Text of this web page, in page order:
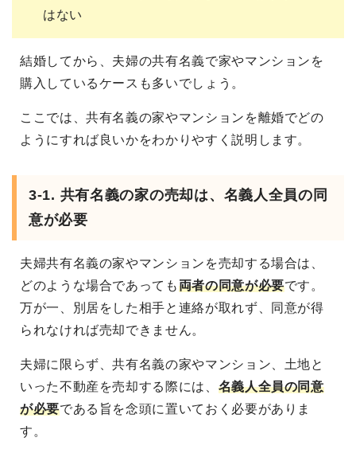
はない
結婚してから、夫婦の共有名義で家やマンションを
購入しているケースも多いでしょう。
ここでは、共有名義の家やマンションを離婚でどの
ようにすれば良いかをわかりやすく説明します。
3-1. 共有名義の家の売却は、名義人全員の同
意が必要
夫婦共有名義の家やマンションを売却する場合は、
どのような場合であっても両者の同意が必要です。
万が一、別居をした相手と連絡が取れず、同意が得
られなければ売却できません。
夫婦に限らず、共有名義の家やマンション、土地と
いった不動産を売却する際には、 名義人全員の同意
が必要である旨を念頭に置いておく必要がありま
す。